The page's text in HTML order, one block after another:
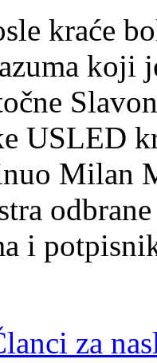
kraće
koji
USLED
Milan
i
za